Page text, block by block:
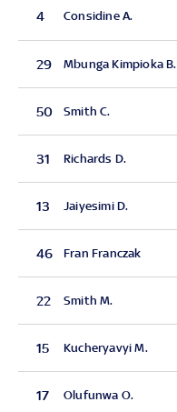
4 Considine A.
29 Mbunga Kimpioka B.
50 Smith C.
31 Richards D.
13 Jaiyesimi D.
46 Fran Franczak
22 Smith M.
15 Kucheryavyi M.
17 Olufunwa O.